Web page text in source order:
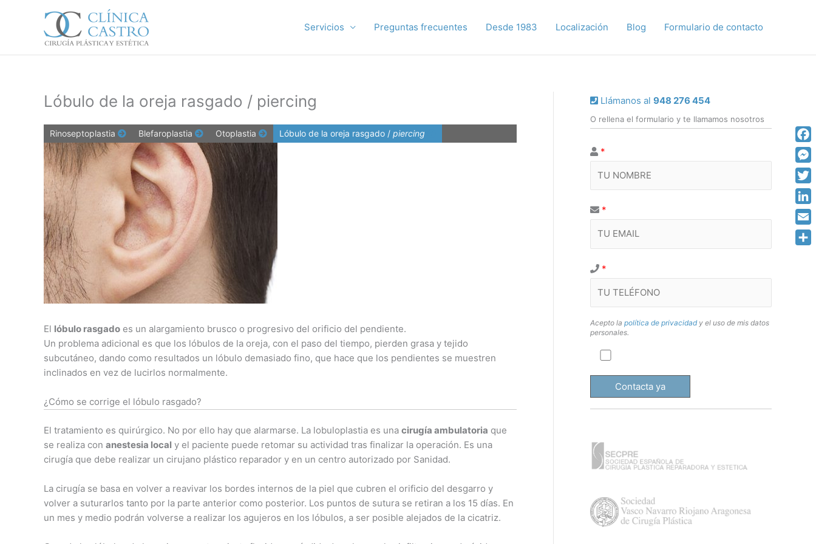
Servicios Preguntas frecuentes Desde 1983 Localización Blog Formulario de contacto
Lóbulo de la oreja rasgado / piercing
Rinoseptoplastia Blefaroplastia Otoplastia Lóbulo de la oreja rasgado / piercing
El lóbulo rasgado es un alargamiento brusco o progresivo del orificio del pendiente.
Un problema adicional es que los lóbulos de la oreja, con el paso del tiempo, pierden grasa y tejido
subcutáneo, dando como resultados un lóbulo demasiado fino, que hace que los pendientes se muestren
inclinados en vez de lucirlos normalmente.
¿Cómo se corrige el lóbulo rasgado?
El tratamiento es quirúrgico. No por ello hay que alarmarse. La lobuloplastia es una cirugía ambulatoria que
se realiza con anestesia local y el paciente puede retomar su actividad tras finalizar la operación. Es una
cirugía que debe realizar un cirujano plástico reparador y en un centro autorizado por Sanidad.
La cirugía se basa en volver a reavivar los bordes internos de la piel que cubren el orificio del desgarro y
volver a suturarlos tanto por la parte anterior como posterior. Los puntos de sutura se retiran a los 15 días. En
un mes y medio podrán volverse a realizar los agujeros en los lóbulos, a ser posible alejados de la cicatriz.
Llámanos al 948 276 454
O rellena el formulario y te llamamos nosotros
*
*
*
Acepto la política de privacidady el uso de mis datos
personales.